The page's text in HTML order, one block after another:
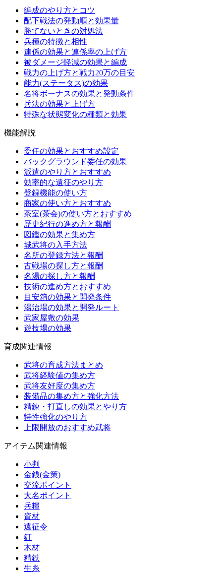
編成のやり方とコツ
配下戦法の発動順と効果量
勝てないときの対処法
兵種の特徴と相性
連係の効果と連係率の上げ方
被ダメージ軽減の効果と編成
戦力の上げ方と戦力20万の目安
能力(ステータス)の効果
名将ボーナスの効果と発動条件
兵法の効果と上げ方
特殊な状態変化の種類と効果
機能解説
委任の効果とおすすめ設定
バックグラウンド委任の効果
派遣のやり方とおすすめ
効率的な遠征のやり方
登録機能の使い方
商家の使い方とおすすめ
茶室(茶会)の使い方とおすすめ
歴史紀行の進め方と報酬
図鑑の効果と集め方
城武将の入手方法
名所の登録方法と報酬
古戦場の探し方と報酬
名湯の探し方と報酬
技術の進め方とおすすめ
目安箱の効果と開発条件
湯治場の効果と開発ルート
武家屋敷の効果
遊技場の効果
育成関連情報
武将の育成方法まとめ
武将経験値の集め方
武将友好度の集め方
装備品の集め方と強化方法
精錬・打直しの効果とやり方
特性強化のやり方
上限開放のおすすめ武将
アイテム関連情報
小判
金銭(金策)
交流ポイント
大名ポイント
兵糧
資材
遠征令
釘
木材
精鉄
生糸